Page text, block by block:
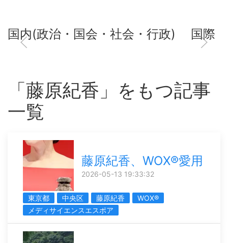
国内(政治・国会・社会・行政) 国際
「藤原紀香」をもつ記事
一覧
藤原紀香、WOX®愛用
2026-05-13 19:33:32
東京都 中央区 藤原紀香
WOX®
メディサイエンスエスポア